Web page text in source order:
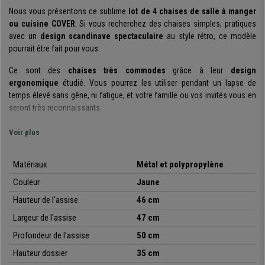
Nous vous présentons ce sublime
lot de 4 chaises de salle à manger
ou cuisine COVER. Si vous recherchez des chaises simples, pratiques
avec un design scandinave spectaculaire au style rétro, ce modèle
pourrait être fait pour vous.
Ce sont des chaises très commodes grâce à leur design
ergonomique étudié. Vous pourrez les utiliser pendant un lapse de
temps élevé sans gêne, ni fatigue, et votre famille ou vos invités vous en
seront très reconnaissants.
Soulignons également son
multitude de couleurs
, pour que vous puissiez choisir celle qui s’adapte
le mieux à vos goûts ou vos besoins décoratifs.
Lasolidité et robustesse sont garanties grâce à son
en polypropylène très résistant
et sastructure métallique
pour uneutilisation intensive
dans votre cuisine ou votre salle à
manger. Les pieds possèdent des patins de protection en plastique pour
Voir plus
Matériaux
Métal et polypropylène
Couleur
Jaune
Hauteur de l'assise
46 cm
Largeur de l'assise
47 cm
Profondeur de l'assise
50 cm
Hauteur dossier
35 cm